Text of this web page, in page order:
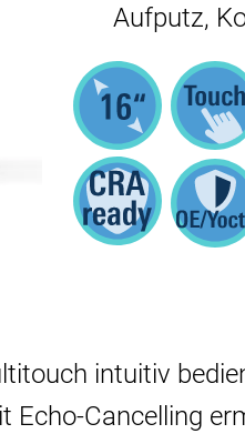
Aufputz,
intuitiv
Cancelling